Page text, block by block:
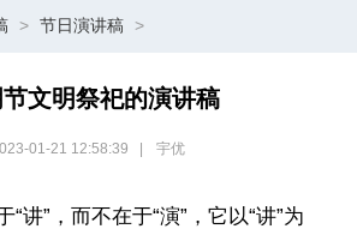
> 节日演讲稿 >
文明祭祀的演讲稿
01-21 12:58:39 宇优
“讲”，而不在于“演”，它以“讲”为